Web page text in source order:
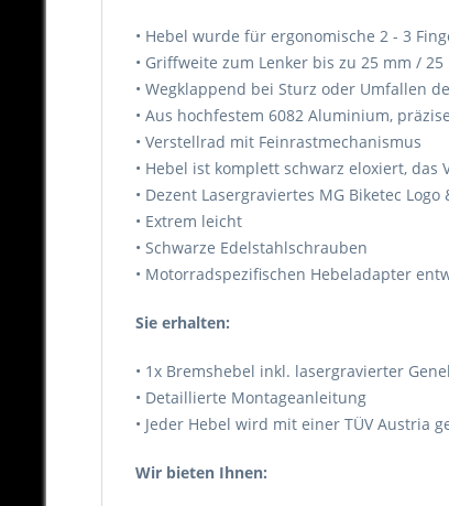
• Hebel wurde für ergonomische 2 - 3
• Griffweite zum Lenker bis zu 25 mm /
• Wegklappend bei Sturz oder Umfallen
• Aus hochfestem 6082 Aluminium,
• Verstellrad mit Feinrastmechanismus
• Hebel ist komplett schwarz eloxiert,
• Dezent Lasergraviertes MG Biketec
• Extrem leicht
• Schwarze Edelstahlschrauben
• Motorradspezifischen Hebeladapter
Sie erhalten:
• 1x Bremshebel inkl. lasergravierter
• Detaillierte Montageanleitung
• Jeder Hebel wird mit einer TÜV Austria
Wir bieten Ihnen: